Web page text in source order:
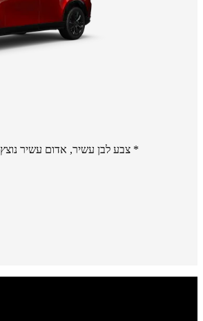
* צבע לבן עשיר, אדום עשיר נוצץ ואפור